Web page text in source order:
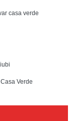
casa verde
Verde